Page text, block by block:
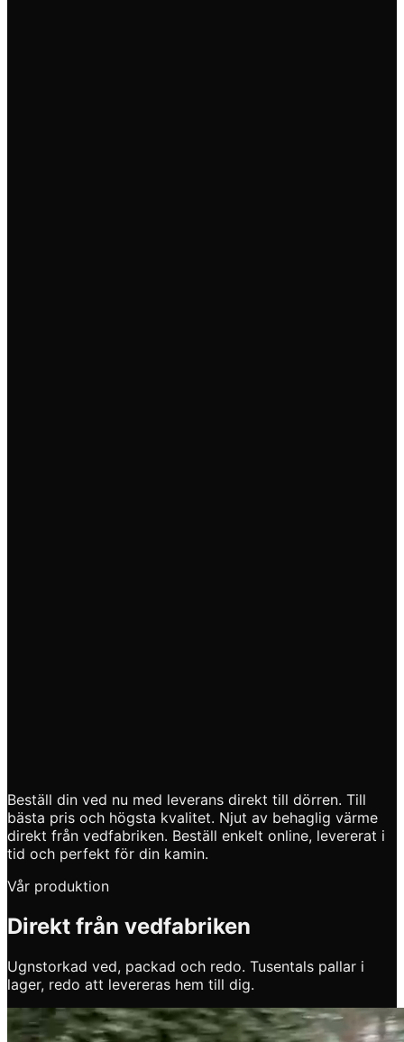
Beställ din ved nu med leverans direkt till dörren. Till
bästa pris och högsta kvalitet. Njut av behaglig värme
direkt från vedfabriken. Beställ enkelt online, levererat i
tid och perfekt för din kamin.
Vår produktion
Direkt från vedfabriken
Ugnstorkad ved, packad och redo. Tusentals pallar i
lager, redo att levereras hem till dig.